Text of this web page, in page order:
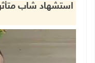
استشهاد شاب